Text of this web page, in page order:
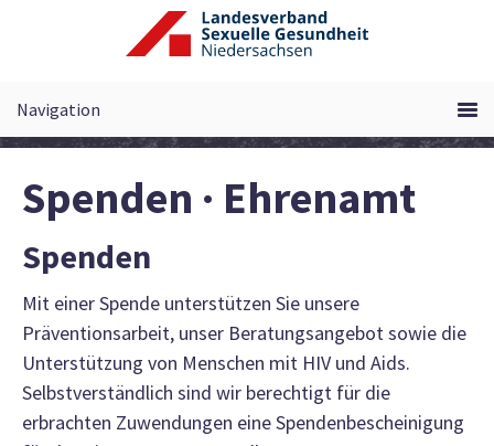
Spenden · Ehrenamt
Spenden
Mit einer Spende unterstützen Sie unsere
Präventionsarbeit, unser Beratungsangebot sowie die
Unterstützung von Menschen mit HIV und Aids.
Selbstverständlich sind wir berechtigt für die
erbrachten Zuwendungen eine Spendenbescheinigung